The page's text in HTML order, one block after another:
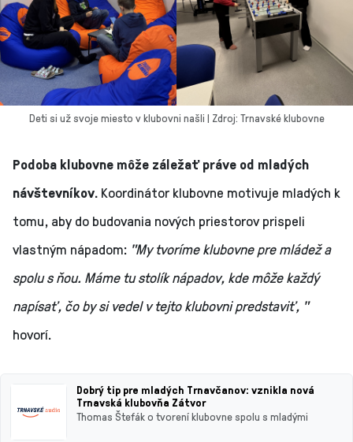
Deti si už svoje miesto v klubovni našli | Zdroj: Trnavské klubovne
Podoba klubovne môže záležať práve od mladých
návštevníkov. Koordinátor klubovne motivuje mladých k
tomu, aby do budovania nových priestorov prispeli
vlastným nápadom: "My tvoríme klubovne pre mládež a
spolu s ňou. Máme tu stolík nápadov, kde môže každý
napísať, čo by si vedel v tejto klubovni predstaviť, "
hovorí.
Dobrý tip pre mladých Trnavčanov: vznikla nová
Trnavská klubovňa Zátvor
Thomas Štefák o tvorení klubovne spolu s mladými